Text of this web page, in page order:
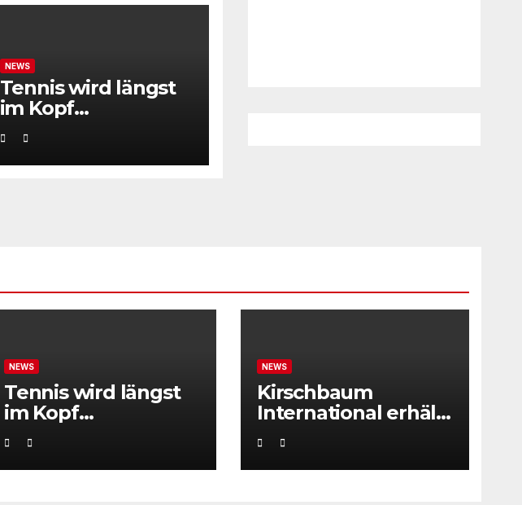
NEWS
Tennis wird längst
im Kopf
entschieden“
NEWS
Tennis wird längst
im Kopf
entschieden“
NEWS
Kirschbaum
International erhält
ITF Tournament
Recognition Award
2025